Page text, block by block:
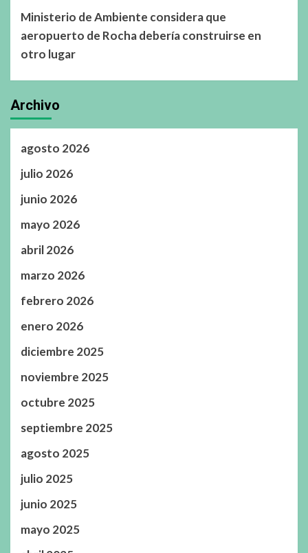
Ministerio de Ambiente considera que
aeropuerto de Rocha debería construirse en
otro lugar
Archivo
agosto 2026
julio 2026
junio 2026
mayo 2026
abril 2026
marzo 2026
febrero 2026
enero 2026
diciembre 2025
noviembre 2025
octubre 2025
septiembre 2025
agosto 2025
julio 2025
junio 2025
mayo 2025